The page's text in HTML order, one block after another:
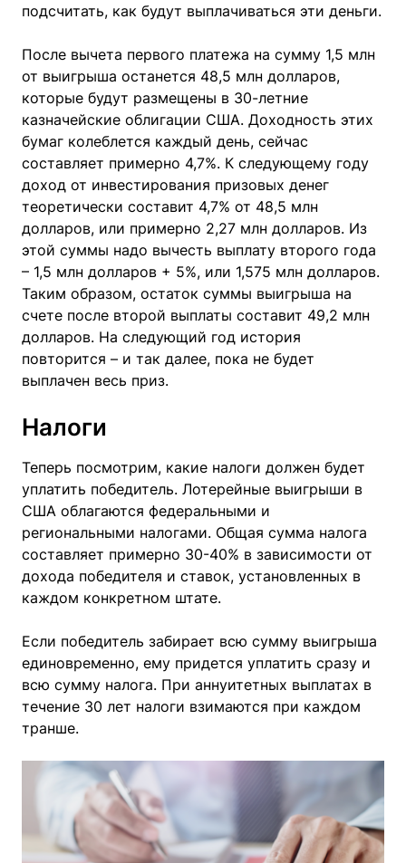
подсчитать, как будут выплачиваться эти деньги.
После вычета первого платежа на сумму 1,5 млн
от выигрыша останется 48,5 млн долларов,
которые будут размещены в 30-летние
казначейские облигации США. Доходность этих
бумаг колеблется каждый день, сейчас
составляет примерно 4,7%. К следующему году
доход от инвестирования призовых денег
теоретически составит 4,7% от 48,5 млн
долларов, или примерно 2,27 млн долларов. Из
этой суммы надо вычесть выплату второго года
– 1,5 млн долларов + 5%, или 1,575 млн долларов.
Таким образом, остаток суммы выигрыша на
счете после второй выплаты составит 49,2 млн
долларов. На следующий год история
повторится – и так далее, пока не будет
выплачен весь приз.
Налоги
Теперь посмотрим, какие налоги должен будет
уплатить победитель. Лотерейные выигрыши в
США облагаются федеральными и
региональными налогами. Общая сумма налога
составляет примерно 30-40% в зависимости от
дохода победителя и ставок, установленных в
каждом конкретном штате.
Если победитель забирает всю сумму выигрыша
единовременно, ему придется уплатить сразу и
всю сумму налога. При аннуитетных выплатах в
течение 30 лет налоги взимаются при каждом
транше.